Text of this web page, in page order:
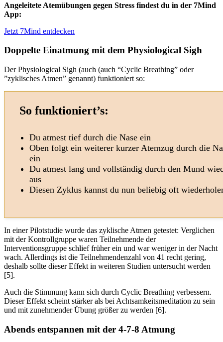
Angeleitete Atemübungen gegen Stress findest du in der 7Mind
App:
Jetzt 7Mind entdecken
Doppelte Einatmung mit dem Physiological Sigh
Der Physiological Sigh (auch (auch “Cyclic Breathing” oder
”zyklisches Atmen” genannt) funktioniert so:
So funktioniert’s:
Du atmest tief durch die Nase ein
Oben folgt ein weiterer kurzer Atemzug durch die
ein
Du atmest lang und vollständig durch den Mund
aus
Diesen Zyklus kannst du nun beliebig oft
In einer Pilotstudie wurde das zyklische Atmen getestet: Verglichen
mit der Kontrollgruppe waren Teilnehmende der
Interventionsgruppe schlief früher ein und war weniger in der Nacht
wach. Allerdings ist die Teilnehmendenzahl von 41 recht gering,
deshalb sollte dieser Effekt in weiteren Studien untersucht werden
[5].
Auch die Stimmung kann sich durch Cyclic Breathing verbessern.
Dieser Effekt scheint stärker als bei Achtsamkeitsmeditation zu sein
und mit zunehmender Übung größer zu werden [6].
Abends entspannen mit der 4-7-8 Atmung